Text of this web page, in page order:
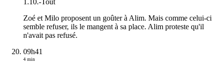
Zoé et Milo proposent un goûter à Alim. Mais comme celui-ci
semble refuser, ils le mangent à sa place. Alim proteste qu'il
n'avait pas refusé.
09h41
4 min